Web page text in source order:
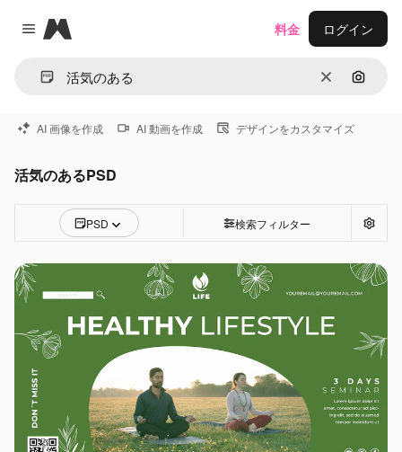
Close menu
Magnific
消去 画像で
料金 ログイン
AI 画像を作成 AI 動画を作成 デザインをカスタマイズ
活気のあるPSD
PSD 検索フィルター